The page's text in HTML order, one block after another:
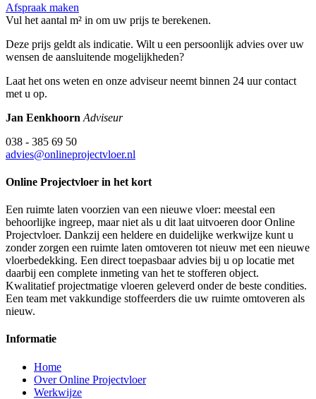
Afspraak maken
Vul het aantal m² in om uw prijs te berekenen.
Deze prijs geldt als indicatie. Wilt u een persoonlijk advies over uw
wensen de aansluitende mogelijkheden?
Laat het ons weten en onze adviseur neemt binnen 24 uur contact
met u op.
Jan Eenkhoorn Adviseur
038 - 385 69 50
advies@onlineprojectvloer.nl
Online Projectvloer in het kort
Een ruimte laten voorzien van een nieuwe vloer: meestal een
behoorlijke ingreep, maar niet als u dit laat uitvoeren door Online
Projectvloer. Dankzij een heldere en duidelijke werkwijze kunt u
zonder zorgen een ruimte laten omtoveren tot nieuw met een nieuwe
vloerbedekking. Een direct toepasbaar advies bij u op locatie met
daarbij een complete inmeting van het te stofferen object.
Kwalitatief projectmatige vloeren geleverd onder de beste condities.
Een team met vakkundige stoffeerders die uw ruimte omtoveren als
nieuw.
Informatie
Home
Over Online Projectvloer
Werkwijze